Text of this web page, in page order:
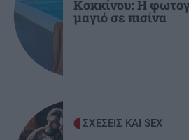
ΟΙΚΟΝΟΜΙΑ
φοροδιαφυγή – 320.000
χώρα
ΑΘΛΗΤΙΚΑ
Άρσεναλ - Ντόρτμουντ 2-3:
Κοκκίνου: Η
μαγιό σε πισίνα
ΣΧΕΣΕΙΣ ΚΑΙ SEX